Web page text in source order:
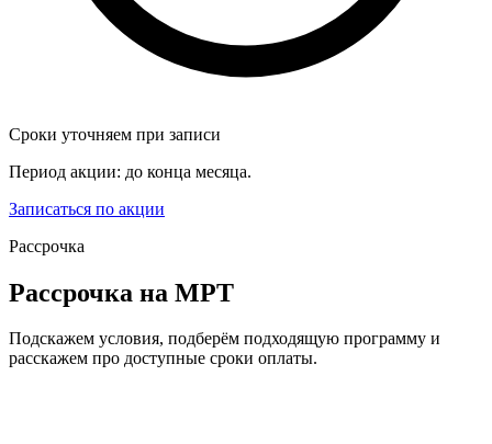
Сроки уточняем при записи
Период акции: до конца месяца.
Записаться по акции
Рассрочка
Рассрочка на МРТ
Подскажем условия, подберём подходящую программу и
расскажем про доступные сроки оплаты.